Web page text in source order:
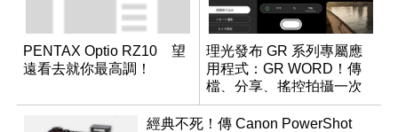
PENTAX Optio RZ10 望
遠看去就你最高調！
理光發布 GR 系列專屬應
用程式：GR WORD！傳
檔、分享、搖控拍攝一次
搞定
經典不死！傳 Canon PowerShot